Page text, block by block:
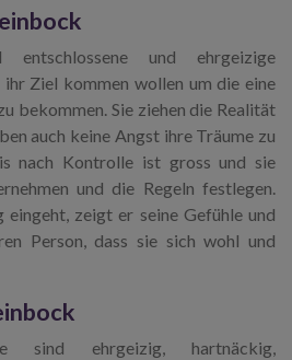
entschlossene und ehrgeizige
ihr Ziel kommen wollen um die eine
bekommen. Sie ziehen die Realität
auch keine Angst ihre Träume zu
nach Kontrolle ist gross und sie
und die Regeln festlegen.
eingeht, zeigt er seine Gefühle und
Person, dass sie sich wohl und
sind ehrgeizig, hartnäckig,